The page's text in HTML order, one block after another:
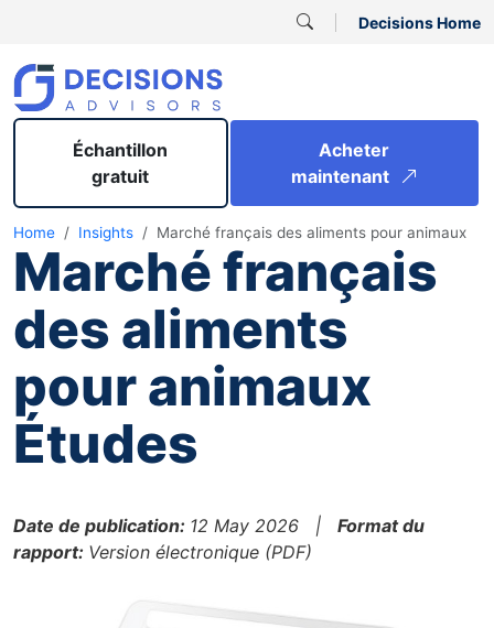
Decisions Home
Échantillon
gratuit
Acheter
maintenant
Home Insights Marché français des aliments pour animaux
Marché français
des aliments
pour animaux
Études
Date de publication: 12 May 2026 | Format du
rapport: Version électronique (PDF)